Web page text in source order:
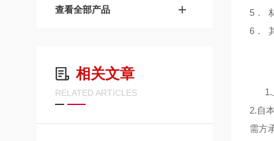
查看全部产品
相关文章
RELATED ARTICLES
5．
6．
2.自
需方